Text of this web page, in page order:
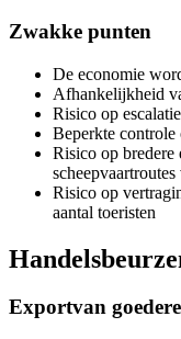
Zwakke punten
De economie
Afhankelijkheid
Risico op
Beperkte controle
Risico op bredere
scheepvaartroutes
Risico op
aantal toeristen
Exportvan